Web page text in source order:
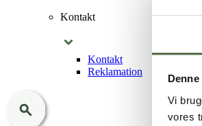
Vi
vores
Kontakt
Kontakt
Reklamation